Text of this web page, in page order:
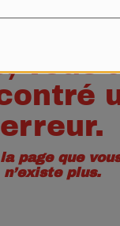
vous
erreur.
page que
n’existe plus.